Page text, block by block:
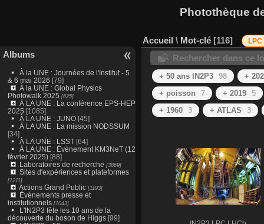
Photothèque
Albums
À la UNE : Journées de l'Institut - 5
& 6 mai 2026 [79]
À la UNE : Global Physics
Photowalk 2025 [625]
À LA UNE : La conférence EPS-HEP
2025 [1085]
À LA UNE : JUNO [45]
À LA UNE : La mission NODSSUM
[34]
À LA UNE : LSST[64]
À LA UNE : Événement KM3NeT (12
février 2025)[88]
Laboratoires de recherche [3869]
Sites d'expériences et plateformes
[1211]
Actions Grand Public[1193]
Événements presse et
institutionnels[1043]
L'IN2P3 fête les 10 ans de la
découverte du boson de Higgs[99]
Accueil \ Mot-clé 116
Rechercher dans ce
+ 50 ans IN2P3 98
+
+ poisson
7 + 2019 5
+ 1960 3 + ATLAS 3